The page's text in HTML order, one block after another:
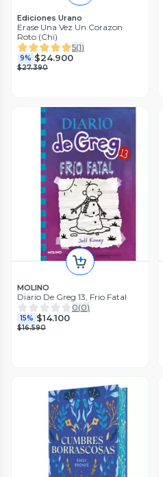
Ediciones Urano
Erase Una Vez Un Corazon
Roto (Chi)
5(1)
9% $24.900
$27.390
MOLINO
Diario De Greg 13, Frio Fatal
0(0)
15% $14.100
$16.590